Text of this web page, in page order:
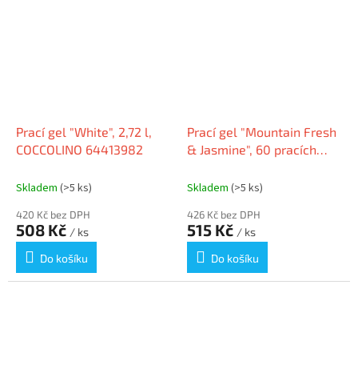
Prací gel "White", 2,72 l,
COCCOLINO 64413982
Skladem (>5 ks)
420 Kč bez DPH
508 Kč / ks
Do košíku
Prací gel "Mountain Fresh
& Jasmine", 60 pracích
Skladem (>5 ks)
426 Kč bez DPH
515 Kč / ks
Do košíku